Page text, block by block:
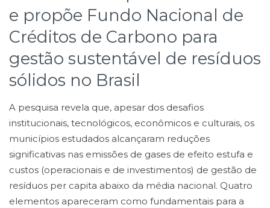
e propõe Fundo Nacional de
Créditos de Carbono para
gestão sustentável de resíduos
sólidos no Brasil
A pesquisa revela que, apesar dos desafios
institucionais, tecnológicos, econômicos e culturais, os
municípios estudados alcançaram reduções
significativas nas emissões de gases de efeito estufa e
custos (operacionais e de investimentos) de gestão de
resíduos per capita abaixo da média nacional. Quatro
elementos apareceram como fundamentais para a